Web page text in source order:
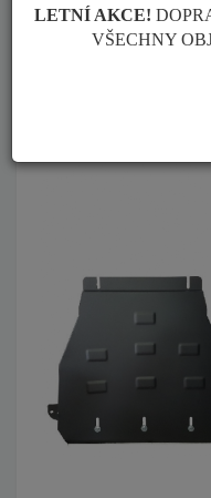
LETNÍ AKCE!
VŠECHNY